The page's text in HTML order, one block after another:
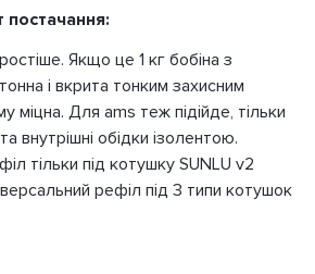
Якщо це 1 кг бобіна з
і вкрита тонким захисним
міцна. Для ams теж підійде, тільки
внутрішні обідки ізолентою.
тільки під котушку SUNLU v2
рефіл під 3 типи котушок